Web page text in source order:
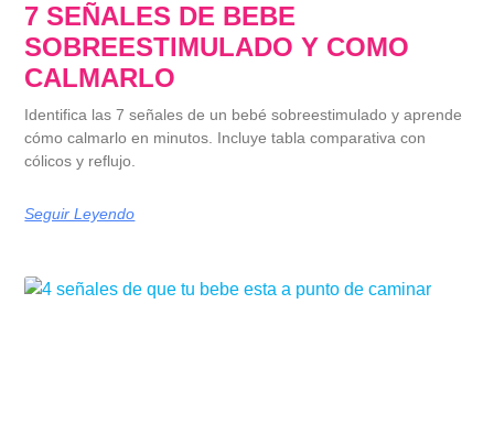
7 SEÑALES DE BEBE
SOBREESTIMULADO Y COMO
CALMARLO
Identifica las 7 señales de un bebé sobreestimulado y aprende
cómo calmarlo en minutos. Incluye tabla comparativa con
cólicos y reflujo.
Seguir Leyendo